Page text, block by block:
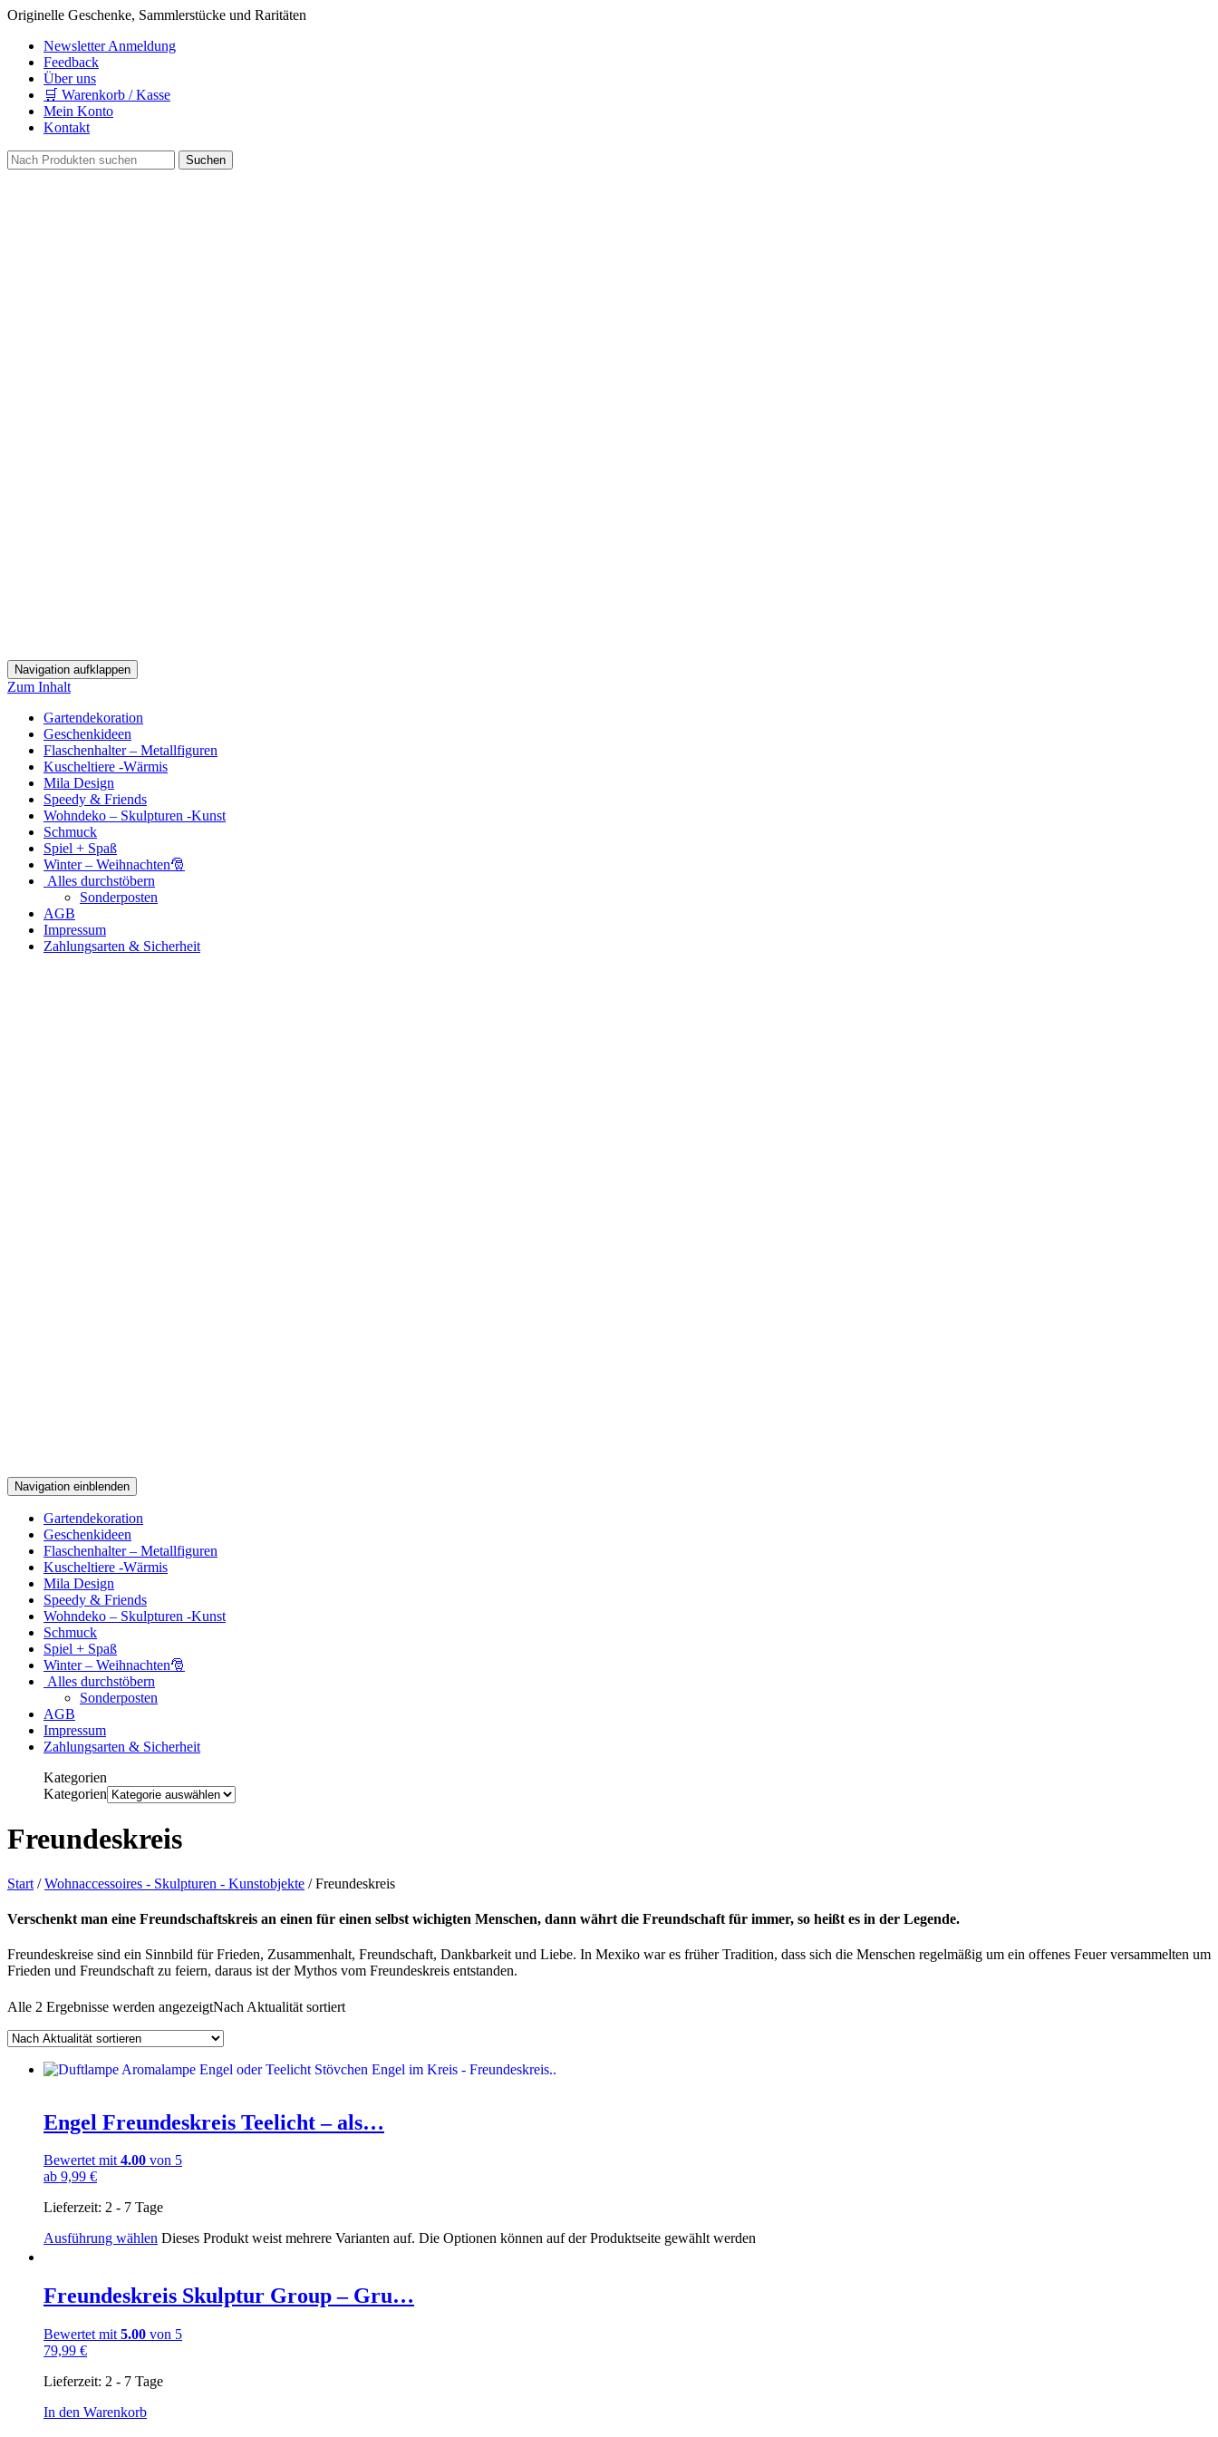
Originelle Geschenke, Sammlerstücke und Raritäten
Newsletter Anmeldung
Feedback
Über uns
🛒 Warenkorb / Kasse
Mein Konto
Kontakt
Navigation aufklappen
Zum Inhalt
Gartendekoration
Geschenkideen
Flaschenhalter – Metallfiguren
Kuscheltiere -Wärmis
Mila Design
Speedy & Friends
Wohndeko – Skulpturen -Kunst
Schmuck
Spiel + Spaß
Winter – Weihnachten🎅
Alles durchstöbern
Sonderposten
AGB
Impressum
Zahlungsarten & Sicherheit
Navigation einblenden
Gartendekoration
Geschenkideen
Flaschenhalter – Metallfiguren
Kuscheltiere -Wärmis
Mila Design
Speedy & Friends
Wohndeko – Skulpturen -Kunst
Schmuck
Spiel + Spaß
Winter – Weihnachten🎅
Alles durchstöbern
Sonderposten
AGB
Impressum
Zahlungsarten & Sicherheit
Kategorien
Kategorien
Freundeskreis
Start /Wohnaccessoires - Skulpturen - Kunstobjekte / Freundeskreis
Verschenkt man eine Freundschaftskreis an einen für einen selbst wichigten Menschen, dann währt die Freundschaft für immer, so heißt es in der Legende.
Freundeskreise sind ein Sinnbild für Frieden, Zusammenhalt, Freundschaft, Dankbarkeit und Liebe. In Mexiko war es früher Tradition, dass sich die Menschen regelmäßig um ein offenes Feuer versammelten um
Frieden und Freundschaft zu feiern, daraus ist der Mythos vom Freundeskreis entstanden.
Alle 2 Ergebnisse werden angezeigtNach Aktualität sortiert
Engel Freundeskreis Teelicht – als…
Bewertet mit4.00 von 5
ab 9,99 €
Lieferzeit: 2 - 7 Tage
Ausführung wählen Dieses Produkt weist mehrere Varianten auf. Die Optionen können auf der Produktseite gewählt werden
Freundeskreis Skulptur Group – Gru…
Bewertet mit 5.00 von 5
79,99 €
Lieferzeit: 2 - 7 Tage
In den Warenkorb